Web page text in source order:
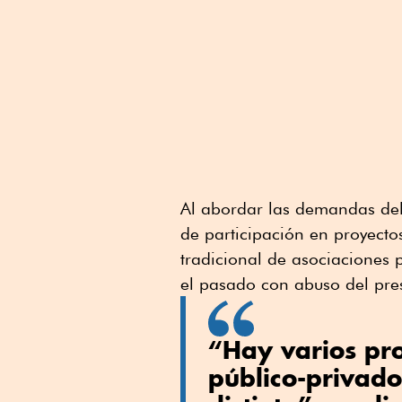
Al abordar las demandas
de participación en
tradicional de asociaciones
el pasado con abuso del
“Hay varios
público-